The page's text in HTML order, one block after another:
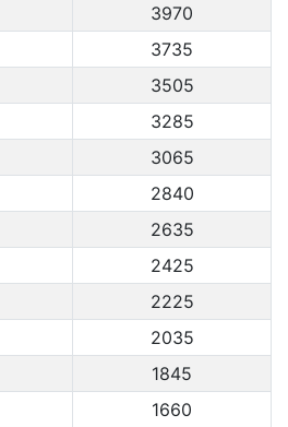
3970
3735
3505
3285
3065
2840
2635
2425
2225
2035
1845
1660